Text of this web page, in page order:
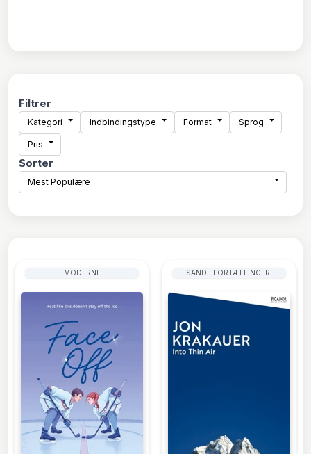
Filtrer
Kategori Indbindingstype Format Sprog
Pris
Sorter
Mest Populære
MODERNE
SANDE FORTÆLLINGER: